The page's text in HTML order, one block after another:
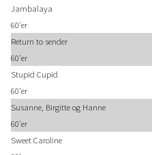
Jambalaya
60'er
Return to sender
60'er
Stupid Cupid
60'er
Susanne, Birgitte og Hanne
60'er
Sweet Caroline